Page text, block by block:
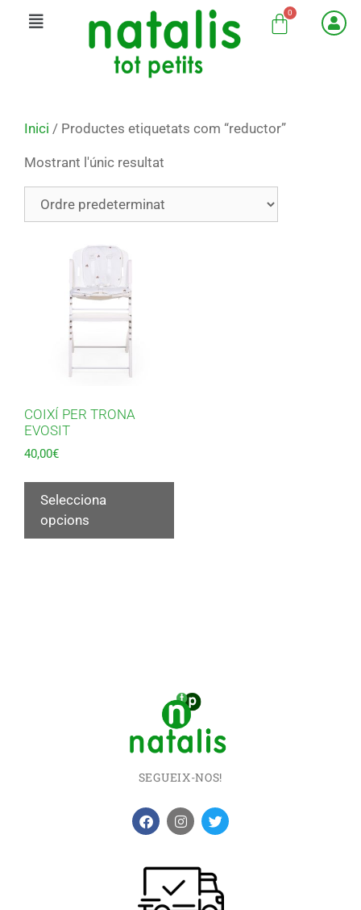
Inici / Productes etiquetats com “reductor”
Mostrant l'únic resultat
COIXÍ PER TRONA
EVOSIT
40,00€
Selecciona
opcions
SEGUEIX-NOS!